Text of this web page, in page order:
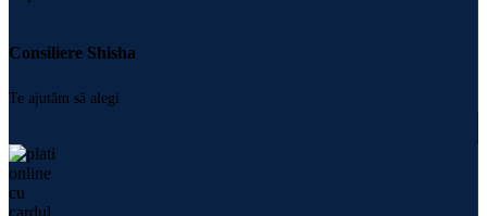
Consiliere Shisha
Te ajutăm să alegi